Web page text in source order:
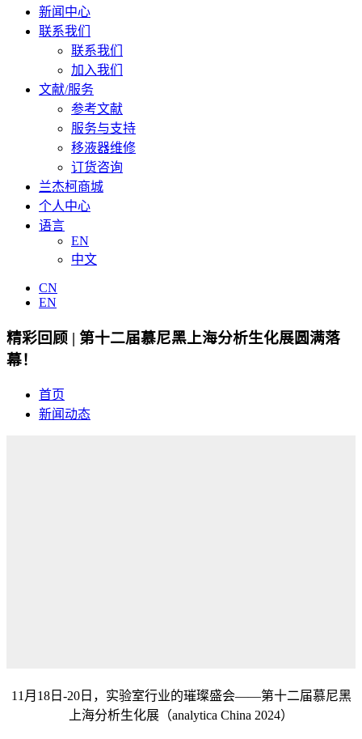
新闻中心
联系我们
联系我们
加入我们
文献/服务
参考文献
服务与支持
移液器维修
订货咨询
兰杰柯商城
个人中心
语言
EN
中文
CN
EN
精彩回顾 | 第十二届慕尼黑上海分析生化展圆满落
幕！
首页
新闻动态
11月18日-20日，实验室行业的璀璨盛会——第十二届慕尼黑
上海分析生化展（analytica China 2024）